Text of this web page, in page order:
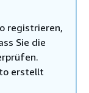
registrieren,
Sie die
erstellt